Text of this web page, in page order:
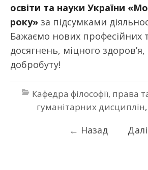
освіти та науки України
року» за підсумками
Бажаємо нових професійних
досягнень, міцного
добробуту!
Кафедра філософії, права
гуманітарних дисциплін,
← Назад Далі